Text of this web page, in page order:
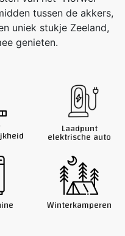
tussen de akkers,
uniek stukje Zeeland,
genieten.
Laadpunt
elektrische auto
Winterkamperen